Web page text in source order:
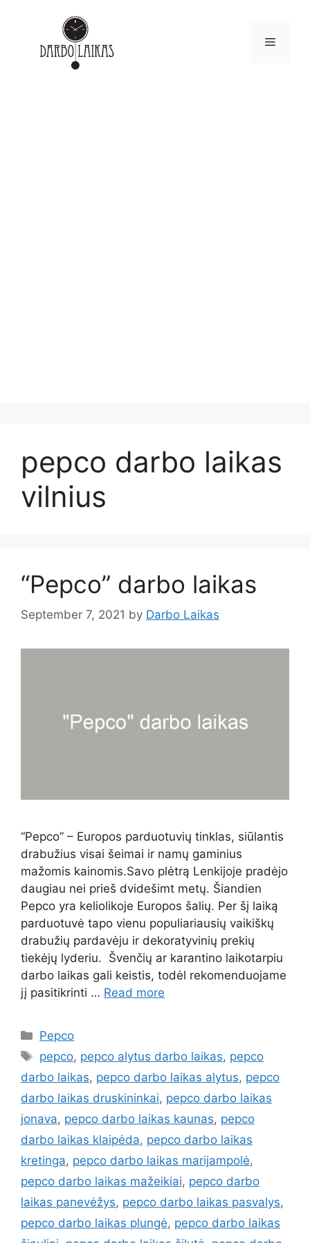
pepco darbo laikas
vilnius
“Pepco” darbo laikas
September 7, 2021 by Darbo Laikas
“Pepco” – Europos parduotuvių tinklas, siūlantis
drabužius visai šeimai ir namų gaminius
mažomis kainomis.Savo plėtrą Lenkijoje pradėjo
daugiau nei prieš dvidešimt metų. Šiandien
Pepco yra keliolikoje Europos šalių. Per šį laiką
parduotuvė tapo vienu populiariausių vaikiškų
drabužių pardavėju ir dekoratyvinių prekių
tiekėjų lyderiu. Švenčių ar karantino laikotarpiu
darbo laikas gali keistis, todėl rekomenduojame
jį pasitikrinti … Read more
Pepco
pepco, pepco alytus darbo laikas, pepco
darbo laikas, pepco darbo laikas alytus, pepco
darbo laikas druskininkai, pepco darbo laikas
jonava, pepco darbo laikas kaunas, pepco
darbo laikas klaipėda, pepco darbo laikas
kretinga, pepco darbo laikas marijampolė,
pepco darbo laikas mažeikiai, pepco darbo
laikas panevėžys, pepco darbo laikas pasvalys,
pepco darbo laikas plungė, pepco darbo laikas